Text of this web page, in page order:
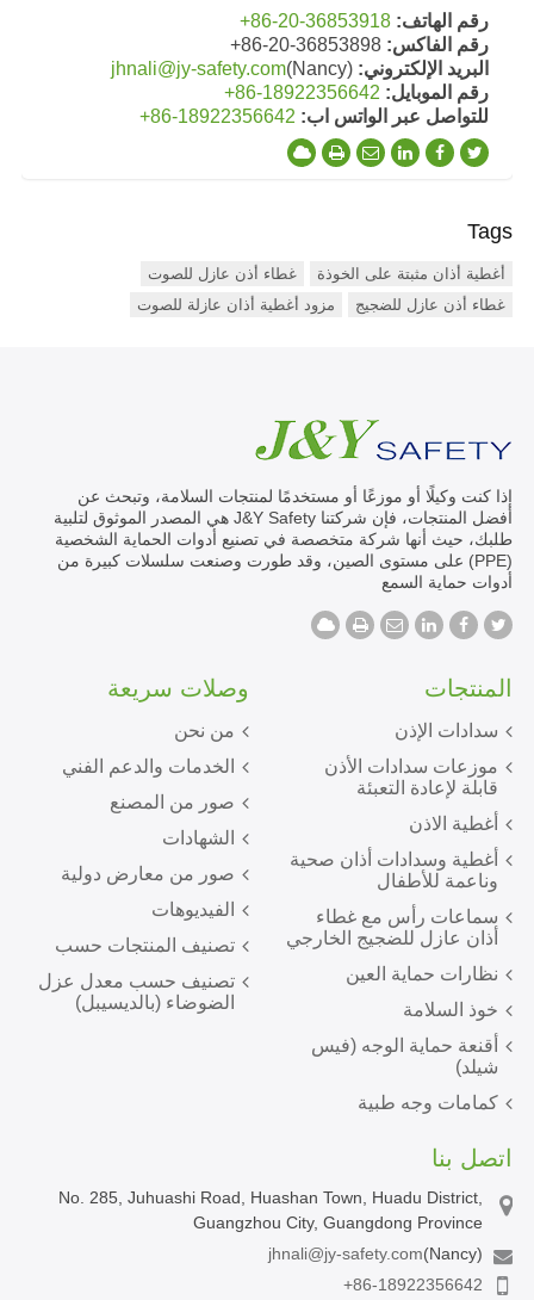
رقم الهاتف: +86-20-36853918
رقم الفاكس: +86-20-36853898
البريد الإلكتروني:
jhnali@jy-safety.com(Nancy)
رقم الموبايل: +86-18922356642
للتواصل عبر الواتس اب: +86-18922356642
Tags
أغطية أذان مثبتة على الخوذة
غطاء أذن عازل للصوت
غطاء أذن عازل للضجيج
مزود أغطية أذان عازلة للصوت
إذا كنت وكيلًا أو موزعًا أو مستخدمًا لمنتجات السلامة، وتبحث عن
أفضل المنتجات، فإن شركتنا J&Y Safety هي المصدر الموثوق لتلبية
طلبك، حيث أنها شركة متخصصة في تصنيع أدوات الحماية الشخصية
(PPE) على مستوى الصين، وقد طورت وصنعت سلسلات كبيرة من
أدوات حماية السمع
وصلات سريعة
من نحن
الخدمات والدعم الفني
صور من المصنع
الشهادات
صور من معارض دولية
الفيديوهات
تصنيف المنتجات حسب
تصنيف حسب معدل عزل
الضوضاء (بالديسيبل)
المنتجات
سدادات الإذن
موزعات سدادات الأذن
قابلة لإعادة التعبئة
أغطية الاذن
أغطية وسدادات أذان صحية
وناعمة للأطفال
سماعات رأس مع غطاء
أذان عازل للضجيج الخارجي
نظارات حماية العين
خوذ السلامة
أقنعة حماية الوجه (فيس
شيلد)
كمامات وجه طبية
اتصل بنا
No. 285, Juhuashi Road, Huashan Town, Huadu District,
Guangzhou City, Guangdong Province
jhnali@jy-safety.com(Nancy)
+86-18922356642